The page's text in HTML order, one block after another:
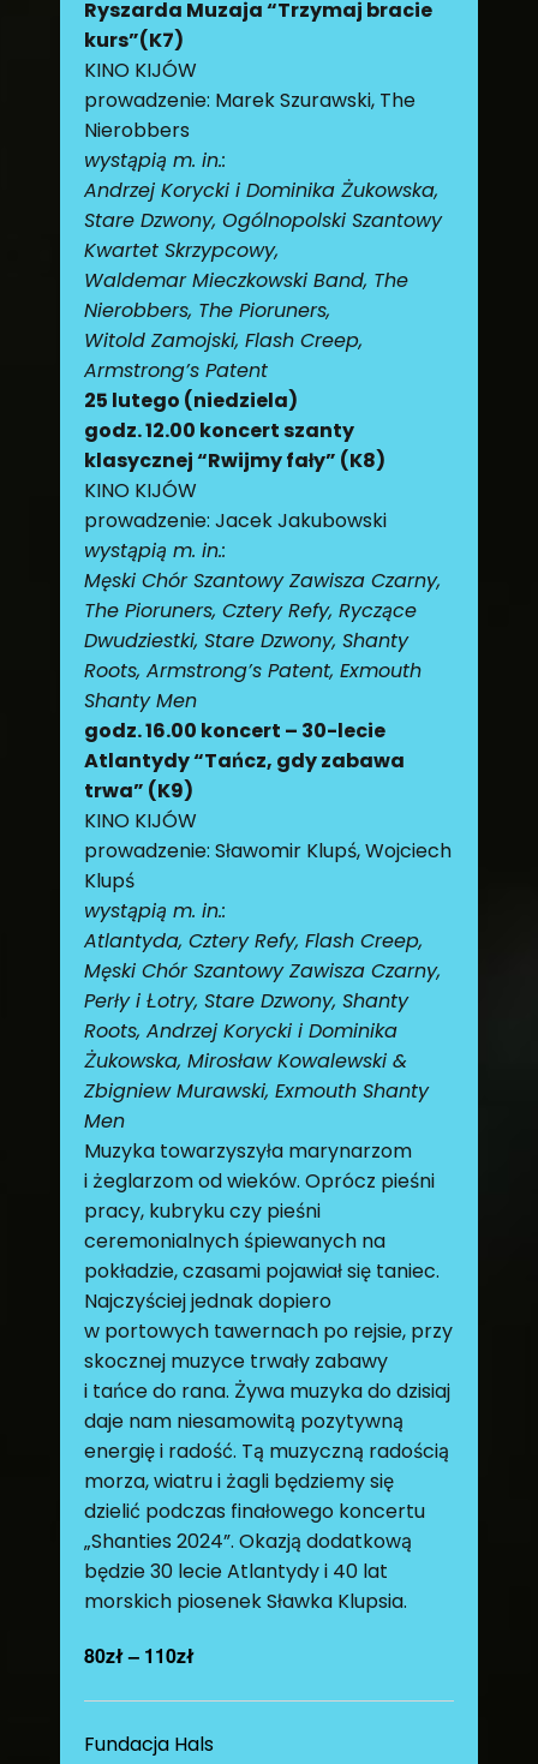
Ryszarda Muzaja “Trzymaj bracie
kurs”(K7)
KINO KIJÓW
prowadzenie: Marek Szurawski, The
Nierobbers
wystąpią m. in.:
Andrzej Korycki i Dominika Żukowska,
Stare Dzwony, Ogólnopolski Szantowy
Kwartet Skrzypcowy,
Waldemar Mieczkowski Band, The
Nierobbers, The Pioruners,
Witold Zamojski, Flash Creep,
Armstrong’s Patent
25 lutego (niedziela)
godz. 12.00 koncert szanty
klasycznej “Rwijmy fały” (K8)
KINO KIJÓW
prowadzenie: Jacek Jakubowski
wystąpią m. in.:
Męski Chór Szantowy Zawisza Czarny,
The Pioruners, Cztery Refy, Ryczące
Dwudziestki, Stare Dzwony, Shanty
Roots, Armstrong’s Patent, Exmouth
Shanty Men
godz. 16.00 koncert – 30-lecie
Atlantydy “Tańcz, gdy zabawa
trwa” (K9)
KINO KIJÓW
prowadzenie: Sławomir Klupś, Wojciech
Klupś
wystąpią m. in.:
Atlantyda, Cztery Refy, Flash Creep,
Męski Chór Szantowy Zawisza Czarny,
Perły i Łotry, Stare Dzwony, Shanty
Roots, Andrzej Korycki i Dominika
Żukowska, Mirosław Kowalewski &
Zbigniew Murawski, Exmouth Shanty
Men
Muzyka towarzyszyła marynarzom
i żeglarzom od wieków. Oprócz pieśni
pracy, kubryku czy pieśni
ceremonialnych śpiewanych na
pokładzie, czasami pojawiał się taniec.
Najczyściej jednak dopiero
w portowych tawernach po rejsie, przy
skocznej muzyce trwały zabawy
i tańce do rana. Żywa muzyka do dzisiaj
daje nam niesamowitą pozytywną
energię i radość. Tą muzyczną radością
morza, wiatru i żagli będziemy się
dzielić podczas finałowego koncertu
„Shanties 2024”. Okazją dodatkową
będzie 30 lecie Atlantydy i 40 lat
morskich piosenek Sławka Klupsia.
80zł – 110zł
Fundacja Hals